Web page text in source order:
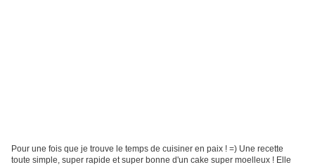
Pour une fois que je trouve le temps de cuisiner en paix ! =) Une recette
toute simple, super rapide et super bonne d'un cake super moelleux ! Elle